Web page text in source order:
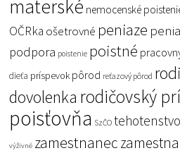
materské nemocenské
OČRka ošetrovné peniaze
podpora poistenie poistné
dieťa príspevok pôrod reťazový pôrod
dovolenka rodičovský
poisťovňa SzČO tehotenstvo
výživné zamestnanec